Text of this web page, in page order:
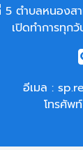
5 ตำบลหนองส
เปิดทำการทุก
อีเมล :
โทรศัพ